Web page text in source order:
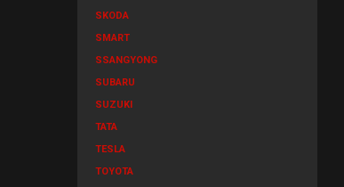
SKODA
SMART
SSANGYONG
SUBARU
SUZUKI
TATA
TESLA
TOYOTA